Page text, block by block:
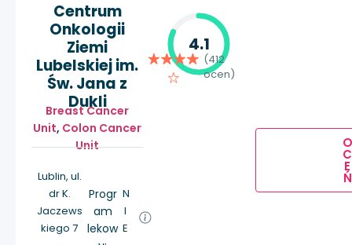
Centrum
Onkologii
Ziemi
Lubelskiej im.
Św. Jana z
Dukli
Breast Cancer
Unit, Colon Cancer
Unit
Lublin, ul.
dr K.
Jaczews
kiego 7
Progr
am
lekow
N
I
E
4.1
(412
ocen)
O
C
E
Ń